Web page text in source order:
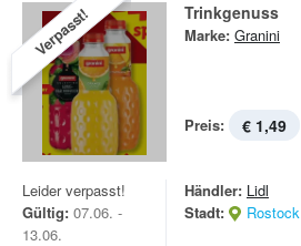
Verpasst! Trinkgenuss
Marke: Granini
Preis: € 1,49
Leider verpasst!
Gültig: 07.06. -
13.06.
Händler: Lidl
Stadt:
Rostock